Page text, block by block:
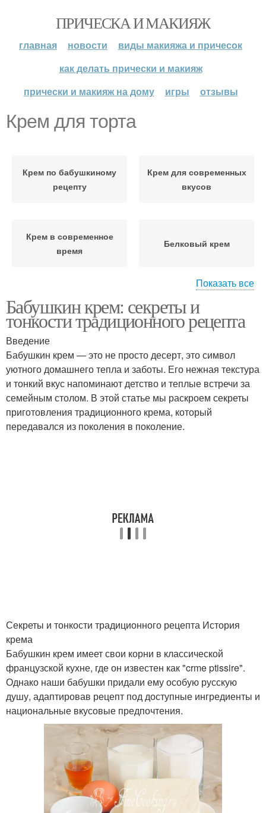
ПРИЧЕСКА И МАКИЯЖ
главная новости
виды макияжа и причесок
как делать прически и макияж
прически и макияж на дому
игры отзывы
Крем для торта
Крем по бабушкиному
рецепту
Крем для современных
вкусов
Крем в современное
время
Белковый крем
Заварной крем Ванильный крем
Клубничный крем Творожный крем
Натуральный крем Крем для кожи
Крем в баночку Масла для крема
Консерванты в
домашнем креме
Тональный крем
Показать все
Бабушкин крем: секреты и
тонкости традиционного рецепта
Введение
Бабушкин крем — это не просто десерт, это символ
уютного домашнего тепла и заботы. Его нежная текстура
и тонкий вкус напоминают детство и теплые встречи за
семейным столом. В этой статье мы раскроем секреты
приготовления традиционного крема, который
передавался из поколения в поколение.
Секреты и тонкости традиционного рецепта История
крема
Бабушкин крем имеет свои корни в классической
французской кухне, где он известен как "crme ptissire".
Однако наши бабушки придали ему особую русскую
душу, адаптировав рецепт под доступные ингредиенты и
национальные вкусовые предпочтения.